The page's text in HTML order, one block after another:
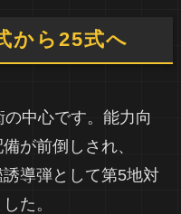
から25式へ
中心です。能力向
が前倒しされ、
導弾として第5地対
た。